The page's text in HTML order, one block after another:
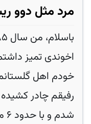
مرد مثل دوو
اخوندی تمیز
خودم اهل
رفیقم چادر
شدم و با حدود ۶ میلیون خریدمش.